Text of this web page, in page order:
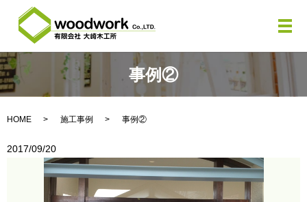
メ
事例②
HOME 施工事例 事例②
2017/09/20